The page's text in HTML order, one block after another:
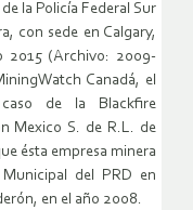
de la Policía Federal Sur
con sede en Calgary,
2015 (Archivo: 2009-
Canadá, el
caso de la Blackfire
Mexico S. de R.L. de
ésta empresa minera
del PRD en
en el año 2008.